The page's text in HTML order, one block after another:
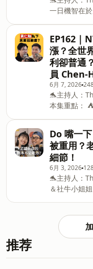
本節目由【 聲歷其境】團隊製作播出 合
作邀約請來
https://
Instagram｜
https://
Facebook｜
https://
本節目由【聲
合作邀約請
以下為
優
一日機智在
有效率，準時下
68毫升含5.4
家技術萃取
用十天，體力
有國家健康食品抗
蘭氏鷄精，
錄發票，可
等於第一瓶鷄精
https://reurl.cc/
白蘭氏買單 #白蘭氏鷄精 #一日機智在於
晨 #理想生活 *Benton D and
HA. Current
Research.
可加速運動後
EP162｜
漲？全世
利卻普通
員 Chen-
6月 7, 2026
🐬主持人：
本集重點： ⛺ 加入 NVIDIA 是改變人生
高壓？ ⛺ 謠傳黃仁勳超嚴厲，真實情況
是？ ⛺ 在 NVIDIA 工作最大的成就感是
「即時的影響力」！ ⛺
差很多，只有免費咖
高，依然把自
谷裁員潮人
⛺ 人人想要
備？ The DoDo Men - 嘟嘟人 YouTube
https://
Instagram｜
Facebook｜
Do 嘴一
被重用？
細節！
6月 3, 2026
🐬主持人：
＆社牛小姐姐 Jeannie
報，還要多做這件事
超浪費時間
推荐